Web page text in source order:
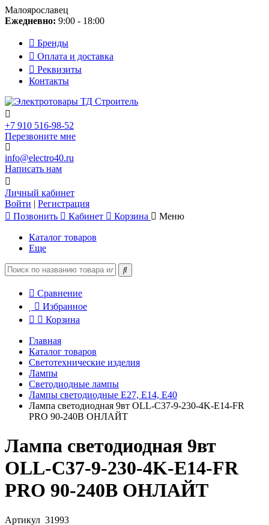
Малоярославец
Ежедневно: 9:00 - 18:00
Бренды
Оплата и доставка
Реквизиты
Контакты
+7 910 516-98-52
Перезвоните мне
info@electro40.ru
Написать нам
Личный кабинет
Войти | Регистрация
Позвонить
Кабинет Корзина Меню
Каталог товаров
Еще
Сравнение
Избранное
Корзина
Главная
Каталог товаров
Светотехнические изделия
Лампы
Светодиодные лампы
Лампы светодиодные E27, E14, E40
Лампа светодиодная 9вт OLL-C37-9-230-4K-E14-FR
PRO 90-240В ОНЛАЙТ
Лампа светодиодная 9вт
OLL-C37-9-230-4K-E14-FR
PRO 90-240В ОНЛАЙТ
Артикул 31993